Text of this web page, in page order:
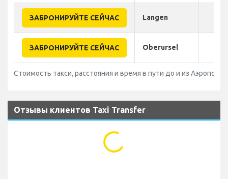
ЗАБРОНИРУЙТЕ СЕЙЧАС Langen
ЗАБРОНИРУЙТЕ СЕЙЧАС Oberursel
Стоимость такси, расстояния и время в пути до и из Аэропорт
Отзывы клиентов Taxi Transfer
...